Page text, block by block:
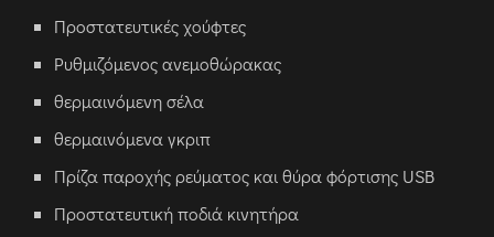
Προστατευτικές χούφτες
Ρυθμιζόμενος ανεμοθώρακας
θερμαινόμενη σέλα
θερμαινόμενα γκριπ
Πρίζα παροχής ρεύματος και θύρα φόρτισης USB
Προστατευτική ποδιά κινητήρα